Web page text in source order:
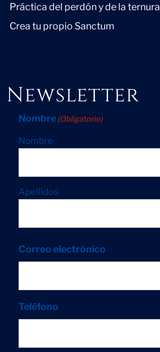
Práctica del perdón y de la ternura
Crea tu propio Sanctum
Newsletter
Nombre (Obligatorio)
Nombre
Apellidos
Correo electrónico
Teléfono